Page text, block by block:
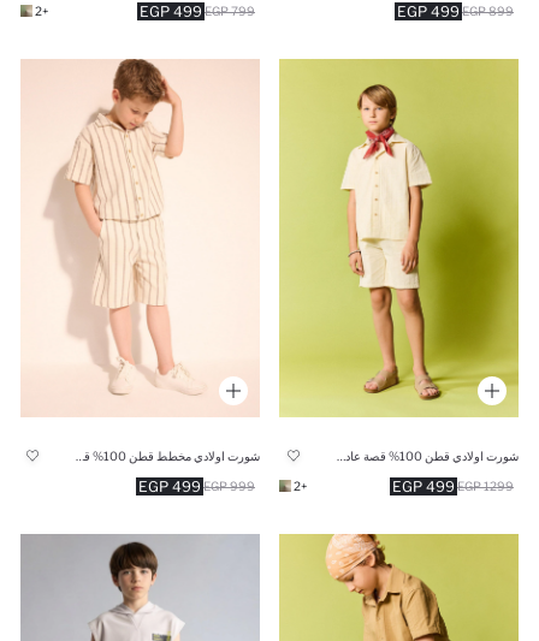
499 EGP 899 EGP
499 EGP 799 EGP
+2
شورت اولادي قطن 100% قصة عادية
499 EGP 1299 EGP
+2
شورت اولادي مخطط قطن 100% قصة عادية
499 EGP 999 EGP